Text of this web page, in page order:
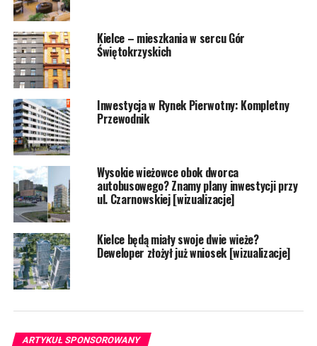
Kielce – mieszkania w sercu Gór
Świętokrzyskich
Inwestycja w Rynek Pierwotny: Kompletny
Przewodnik
Wysokie wieżowce obok dworca
autobusowego? Znamy plany inwestycji przy
ul. Czarnowskiej [wizualizacje]
Kielce będą miały swoje dwie wieże?
Deweloper złożył już wniosek [wizualizacje]
ARTYKUŁ SPONSOROWANY